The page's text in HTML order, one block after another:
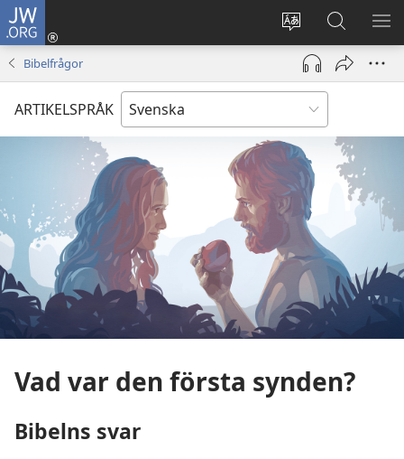
JW.ORG
Ändra
webbplatsens
språk
Logga
(öppnar
fönster)
Sök
på
jw.org
Bibelfrågor
ARTIKELSPRÅK
Vad var den första synden?
Bibelns svar